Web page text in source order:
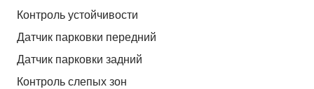
Контроль устойчивости
Датчик парковки передний
Датчик парковки задний
Контроль слепых зон